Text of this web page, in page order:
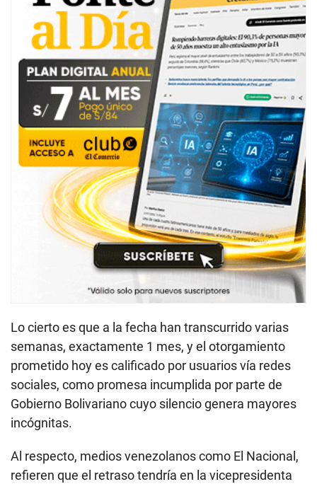
Lo cierto es que a la fecha han transcurrido varias
semanas, exactamente 1 mes, y el otorgamiento
prometido hoy es calificado por usuarios vía redes
sociales, como promesa incumplida por parte de
Gobierno Bolivariano cuyo silencio genera mayores
incógnitas.
Al respecto, medios venezolanos como El Nacional,
refieren que el retraso tendría en la vicepresidenta